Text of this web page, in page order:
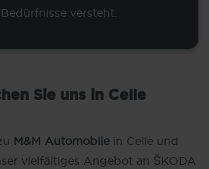
versteht.
Sie uns in Celle
M&M Automobile in Celle und
vielfältiges Angebot an ŠKODA